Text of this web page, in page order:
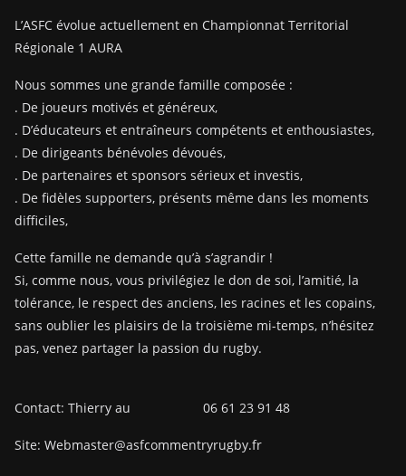
L’ASFC évolue actuellement en Championnat Territorial
Régionale 1 AURA
Nous sommes une grande famille composée :
. De joueurs motivés et généreux,
. D’éducateurs et entraîneurs compétents et enthousiastes,
. De dirigeants bénévoles dévoués,
. De partenaires et sponsors sérieux et investis,
. De fidèles supporters, présents même dans les moments
difficiles,
Cette famille ne demande qu’à s’agrandir !
Si, comme nous, vous privilégiez le don de soi, l’amitié, la
tolérance, le respect des anciens, les racines et les copains,
sans oublier les plaisirs de la troisième mi-temps, n’hésitez
pas, venez partager la passion du rugby.
Contact: Thierry au 06 61 23 91 48
Site: Webmaster@asfcommentryrugby.fr